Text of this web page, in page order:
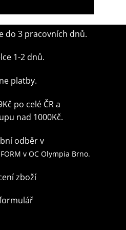
do 3 pracovních dnů.
1-2 dnů.
platby.
po celé ČRa
nad 1000Kč.
odběr v
v OC Olympia Brno.
zboží